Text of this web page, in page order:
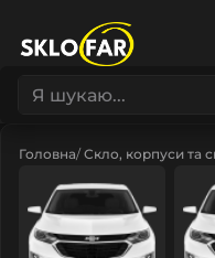
Головна Скло, корпуси та